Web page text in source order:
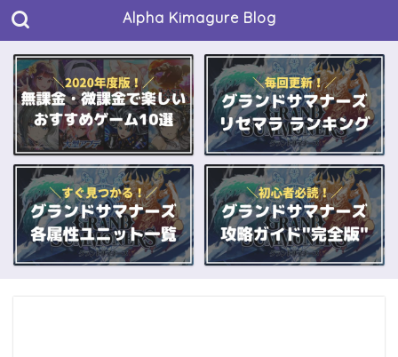
Alpha Kimagure Blog